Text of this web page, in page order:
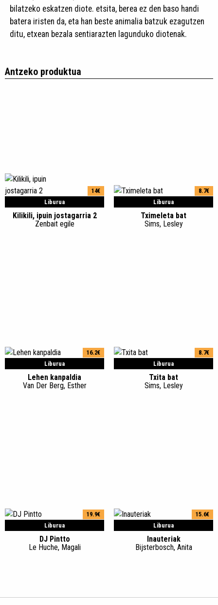
bilatzeko eskatzen diote. etsita, berea ez den baso handi
batera iristen da, eta han beste animalia batzuk ezagutzen
ditu, etxean bezala sentiarazten lagunduko diotenak.
Antzeko produktua
Liburua
14€
Kilikili, ipuin jostagarria 2
Zenbait egile
Liburua
8.7€
Tximeleta bat
Sims, Lesley
Liburua
16.2€
Lehen kanpaldia
Van Der Berg, Esther
Liburua
8.7€
Txita bat
Sims, Lesley
Liburua
19.9€
DJ Pintto
Le Huche, Magali
Liburua
15.6€
Inauteriak
Bijsterbosch, Anita